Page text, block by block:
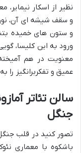
نظیر از اسکار
و سقف شیشه ای آن،
و ستون های خمیده
ورود به این کلیسا،
معنویت در هم
عمیق و تفکربرانگیز را
سالن تئاتر
جنگل
تصور کنید در قلب
باشکوه با معماری